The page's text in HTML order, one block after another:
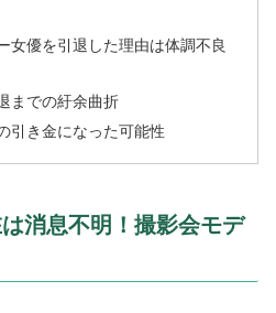
女優を引退した理由は体調不良
までの紆余曲折
引き金になった可能性
消息不明！撮影会モデ